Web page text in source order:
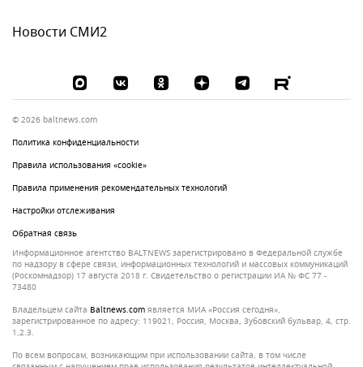
Новости СМИ2
© 2026 baltnews.com
Политика конфиденциальности
Правила использования «cookie»
Правила применения рекомендательных технологий
Настройки отслеживания
Обратная связь
Информационное агентство BALTNEWS зарегистрировано в Федеральной службе
по надзору в сфере связи, информационных технологий и массовых коммуникаций
(Роскомнадзор) 17 августа 2018 г. Свидетельство о регистрации ИА № ФС 77 -
73480
Владельцем сайта
baltnews.com является МИА «Россия сегодня»,
зарегистрированное по адресу: 119021, Россия, Москва, Зубовский бульвар, 4, стр.
1,2.3.
По всем вопросам, возникающим при использовании сайта, в том числе